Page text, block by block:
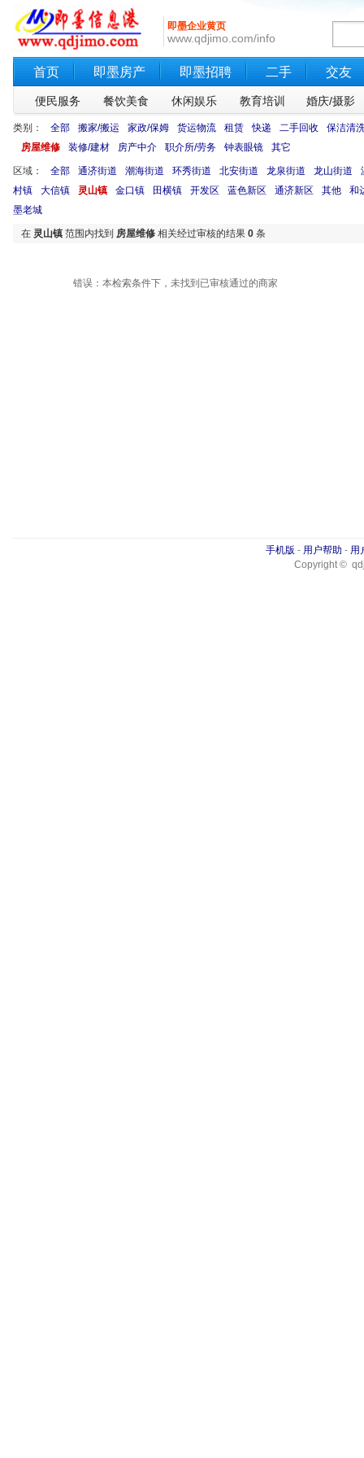
即墨企业黄页
www.qdjimo.com/info
首页 即墨房产 即墨招聘 二手 交友
便民服务 餐饮美食 休闲娱乐 教育培训 婚庆/摄影
类别： 全部 搬家/搬运 家政/保姆 货运物流 租赁 快递 二手回收
保洁清
房屋维修
装修/建材 房产中介 职介所/劳务 钟表眼镜 其它
区域： 全部 通济街道 潮海街道 环秀街道 北安街道 龙泉街道 龙山街道
村镇
大信镇 灵山镇 金口镇 田横镇 开发区 蓝色新区 通济新区 其他
和
墨老城
在 灵山镇 范围内找到 房屋维修 相关经过审核的结果 0 条
错误：本检索条件下，未找到已审核通过的商家
手机版 - 用户帮助 - 用
Copyright ©